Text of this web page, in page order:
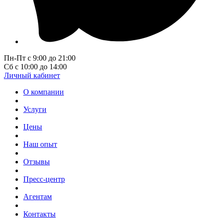
Пн-Пт с 9:00 до 21:00
Сб с 10:00 до 14:00
Личный кабинет
О компании
Услуги
Цены
Наш опыт
Отзывы
Пресс-центр
Агентам
Контакты